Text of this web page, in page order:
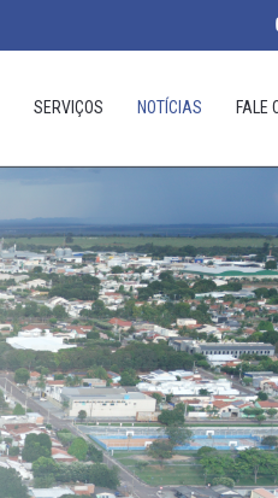
SERVIÇOS NOTÍCIAS FALE